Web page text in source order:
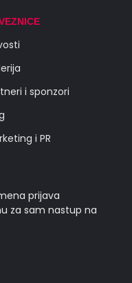
i sponzori
i PR
prijava
za sam nastup na